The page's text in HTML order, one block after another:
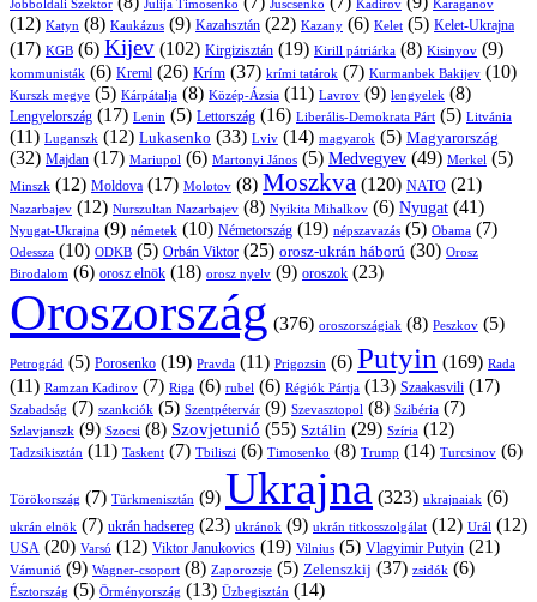
Jobboldali Szektor Julija Timosenko Juscsenko Kadirov Karaganov
(12) Katyn (8) Kaukázus (9) Kazahsztán (22) Kazany (6) Kelet (5) Kelet-Ukrajna
(17) KGB (6) Kijev (102) Kirgizisztán (19) Kirill pátriárka (8) Kisinyov (9)
kommunisták (6) Kreml (26) Krím (37) krími tatárok (7) Kurmanbek Bakijev (10)
Kurszk megye (5) Kárpátalja (8) Közép-Ázsia (11) Lavrov (9) lengyelek (8)
Lengyelország (17) Lenin (5) Lettország (16) Liberális-Demokrata Párt (5) Litvánia
(11) Luganszk (12) Lukasenko (33) Lviv (14) magyarok (5) Magyarország
(32) Majdan (17) Mariupol (6) Martonyi János (5) Medvegyev (49) Merkel (5)
Minszk (12) Moldova (17) Molotov (8) Moszkva (120) NATO (21)
Nazarbajev (12) Nurszultan Nazarbajev (8) Nyikita Mihalkov (6) Nyugat (41)
Nyugat-Ukrajna (9) németek (10) Németország (19) népszavazás (5) Obama (7)
Odessza (10) ODKB (5) Orbán Viktor (25) orosz-ukrán háború (30) Orosz
Birodalom (6) orosz elnök (18) orosz nyelv (9) oroszok (23)
Oroszország (376) oroszországiak (8) Peszkov (5)
Petrográd (5) Porosenko (19) Pravda (11) Prigozsin (6) Putyin (169) Rada
(11) Ramzan Kadirov (7) Riga (6) rubel (6) Régiók Pártja (13) Szaakasvili (17)
Szabadság (7) szankciók (5) Szentpétervár (9) Szevasztopol (8) Szibéria (7)
Szlavjanszk (9) Szocsi (8) Szovjetunió (55) Sztálin (29) Szíria (12)
Tadzsikisztán (11) Taskent (7) Tbiliszi (6) Timosenko (8) Trump (14) Turcsinov (6)
Törökország (7) Türkmenisztán (9) Ukrajna (323) ukrajnaiak (6)
ukrán elnök (7) ukrán hadsereg (23) ukránok (9) ukrán titkosszolgálat (12) Urál (12)
USA (20) Varsó (12) Viktor Janukovics (19) Vilnius (5) Vlagyimir Putyin (21)
Vámunió (9) Wagner-csoport (8) Zaporozsje (5) Zelenszkij (37) zsidók (6)
Észtország (5) Örményország (13) Üzbegisztán (14)